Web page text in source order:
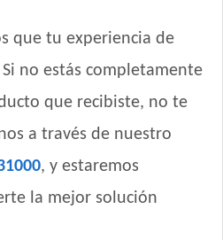
que tu experiencia de
no estás completamente
que recibiste, no te
a través de nuestro
, y estaremos
la mejor solución